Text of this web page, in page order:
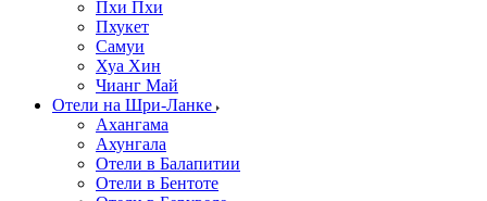
Пхи Пхи
Пхукет
Самуи
Хуа Хин
Чианг Май
Отели на Шри-Ланке
Ахангама
Ахунгала
Отели в Балапитии
Отели в Бентоте